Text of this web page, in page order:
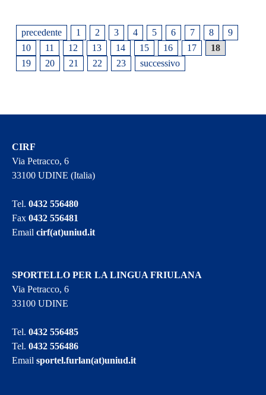
precedente 1 2 3 4 5 6 7 8
9
10
11 12 13 14 15 16 17
18
19
20 21 22 23 successivo
CIRF
Via Petracco, 6
33100 UDINE (Italia)
Tel.0432 556480
Fax0432 556481
Emailcirf(at)uniud.it
SPORTELLO PER LA LINGUA FRIULANA
Via Petracco, 6
33100 UDINE
Tel.0432 556485
Tel.0432 556486
Emailsportel.furlan(at)uniud.it